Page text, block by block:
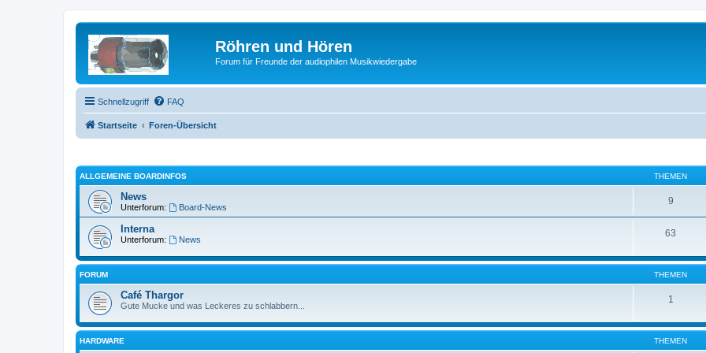
Röhren und Hören
Forum für Freunde der audiophilen Musikwiedergabe
Schnellzugriff FAQ
Startseite Foren-Übersicht
ALLGEMEINE BOARDINFOS THEMEN
News
Unterforum: Board-News
9
Interna
Unterforum: News
63
FORUM THEMEN
Café Thargor
Gute Mucke und was Leckeres zu schlabbern...
1
HARDWARE THEMEN